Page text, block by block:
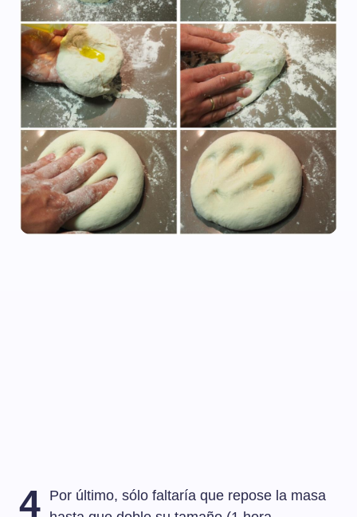
4 Por último, sólo faltaría que repose la masa